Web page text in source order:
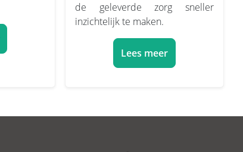
de geleverde zorg sneller
inzichtelijk te maken.
Lees meer